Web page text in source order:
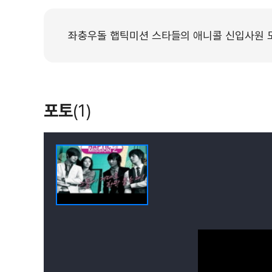
좌충우돌 햅틱미션 스타들의 애니콜 신입사원
포토(1)